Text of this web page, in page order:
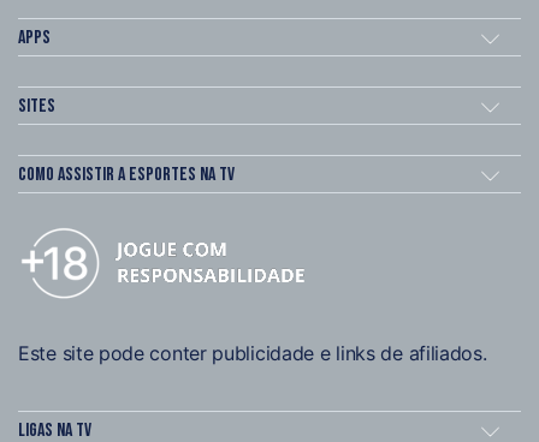
Apps
Sites
Como assistir a esportes na TV
Este site pode conter publicidade e links de afiliados.
Ligas na TV